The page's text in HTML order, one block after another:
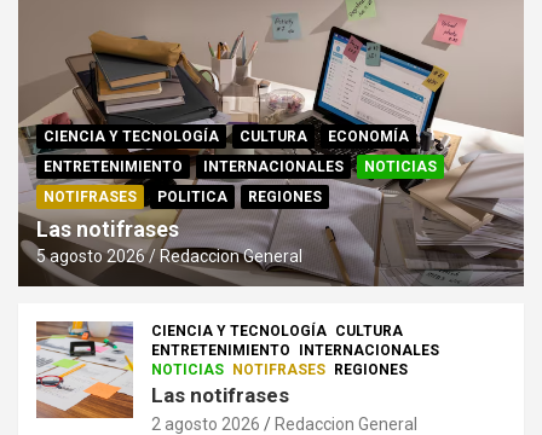
CIENCIA Y TECNOLOGÍA CULTURA
ECONOMÍA
ENTRETENIMIENTO
INTERNACIONALES
NOTICIAS
NOTIFRASES
POLITICA REGIONES
Las notifrases
5 agosto 2026 Redaccion General
CIENCIA Y TECNOLOGÍA CULTURA
ENTRETENIMIENTO
INTERNACIONALES
NOTICIAS NOTIFRASES REGIONES
Las notifrases
2 agosto 2026 Redaccion General